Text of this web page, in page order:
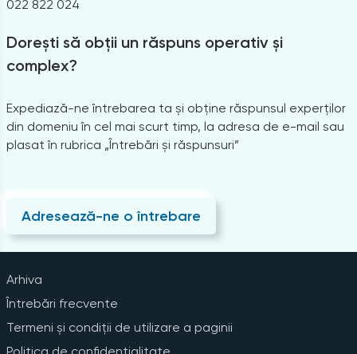
022 822 024
Dorești să obții un răspuns operativ și
complex?
Expediază-ne întrebarea ta și obține răspunsul experților
din domeniu în cel mai scurt timp, la adresa de e-mail sau
plasat în rubrica „Întrebări și răspunsuri”
Adresează-ne o întrebare
Arhiva
Întrebări frecvente
Termeni și condiții de utilizare a paginii
Politica de confidențialitate